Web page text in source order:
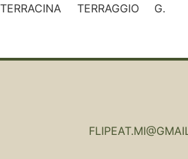
TERRACINA
TERRAGGIO
G.